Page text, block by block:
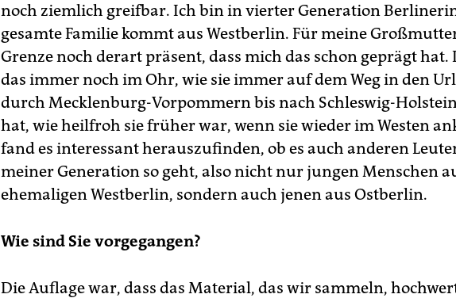
noch ziemlich greifbar. Ich bin in vierter Generation
gesamte Familie kommt aus Westberlin. Für meine
Grenze noch derart präsent, dass mich das schon geprägt hat.
das immer noch im Ohr, wie sie immer auf dem Weg in den
durch Mecklenburg-Vorpommern bis nach Schleswig-
hat, wie heilfroh sie früher war, wenn sie wieder im Westen
fand es interessant herauszufinden, ob es auch anderen
meiner Generation so geht, also nicht nur jungen Menschen
ehemaligen Westberlin, sondern auch jenen aus Ostberlin.
Wie sind Sie vorgegangen?
Die Auflage war, dass das Material, das wir sammeln,